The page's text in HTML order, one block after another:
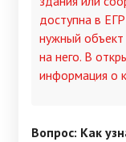
доступна в
нужный
на него. В
информация о
Вопрос: Как